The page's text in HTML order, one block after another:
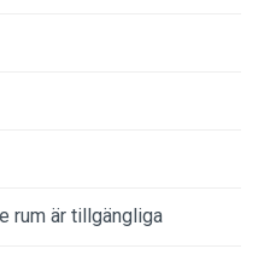
rum är tillgängliga